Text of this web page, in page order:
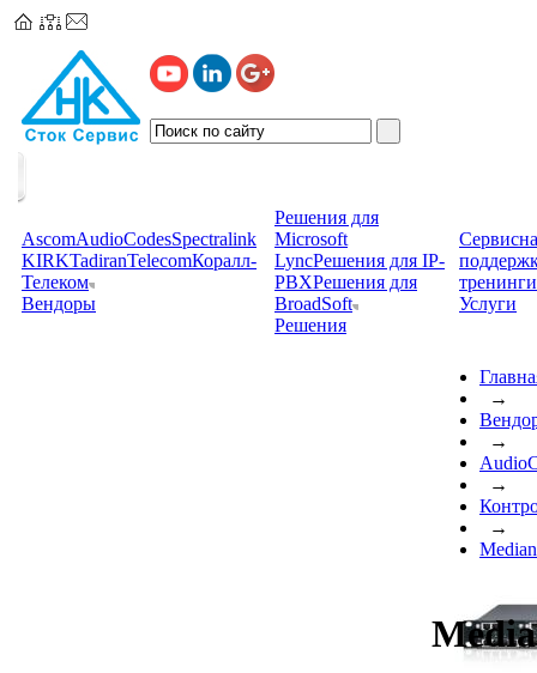
AscomAudioCodesSpectralink
KIRKTadiranTelecomКоралл-
Телеком
Вендоры
Решения для
Microsoft
LyncРешения для IP-
PBXРешения для
BroadSoft
Решения
тренинги
Услуги
→
→
→
→